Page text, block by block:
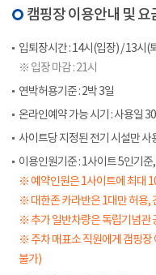
캠핑장 이용안내 및 요
입퇴장시간 : 14시(입장) / 13시(
※ 입장 마감 : 21시
연박허용기준 : 2박 3일
온라인예약 가능 시기 : 사용일
사이트당 지정된 전기 시설만 사
이용인원기준 : 1사이트 5인기
※ 예약인원은 1사이트에 최대
※ 대한존 카라반은 1대만 허용,
※ 추가 일반차량은 독립기념관
※ 주차 매표소 직원에게 갬핑장
불가)